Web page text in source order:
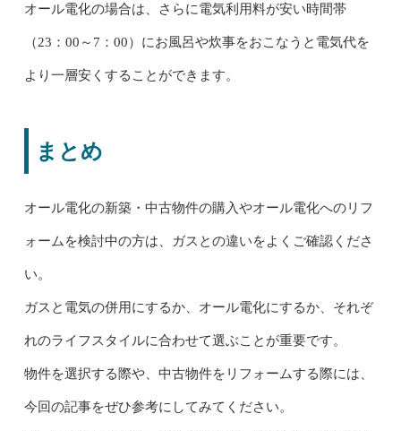
オール電化の場合は、さらに電気利用料が安い時間帯
（23：00～7：00）にお風呂や炊事をおこなうと電気代を
より一層安くすることができます。
まとめ
オール電化の新築・中古物件の購入やオール電化へのリフ
ォームを検討中の方は、ガスとの違いをよくご確認くださ
い。
ガスと電気の併用にするか、オール電化にするか、それぞ
れのライフスタイルに合わせて選ぶことが重要です。
物件を選択する際や、中古物件をリフォームする際には、
今回の記事をぜひ参考にしてみてください。